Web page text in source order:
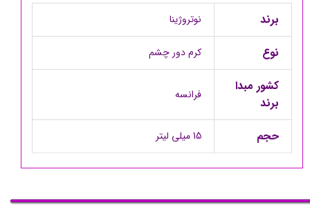
برند نوتروژینا
نوع کرم دور چشم
کشور مبدا
برند
فرانسه
حجم 15 میلی لیتر